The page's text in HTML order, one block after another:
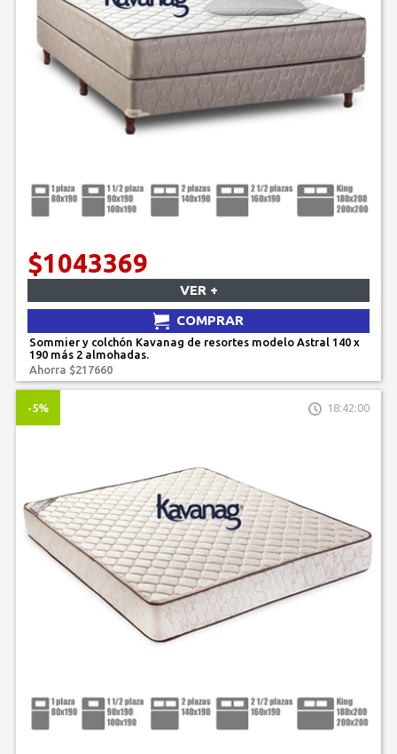
$1043369
VER +
COMPRAR
Sommier y colchón Kavanag de resortes modelo Astral 140 x
190 más 2 almohadas.
Ahorra $217660
-5% 18:42:00